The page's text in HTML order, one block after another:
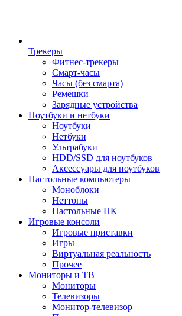
Трекеры
Фитнес-трекеры
Смарт-часы
Часы (без смарта)
Ремешки
Зарядные устройства
Ноутбуки и нетбуки
Ноутбуки
Нетбуки
Ультрабуки
HDD/SSD для ноутбуков
Аксессуары для ноутбуков
Настольные компьютеры
Моноблоки
Неттопы
Настольные ПК
Игровые консоли
Игровые приставки
Игры
Виртуальная реальность
Прочее
Мониторы и ТВ
Мониторы
Телевизоры
Монитор-телевизор